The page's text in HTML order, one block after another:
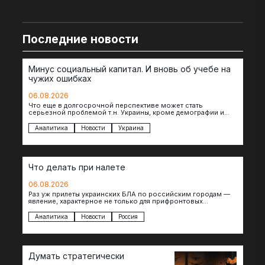
Последние новости
Минус социальный капитал. И вновь об учебе на
чужих ошибках
06.08.2026
Что еще в долгосрочной перспективе может стать
серьезной проблемой т.н. Украины, кроме демографии и
которых будет…
Аналитика Новости Украина
Что делать при налете
06.08.2026
Раз уж прилеты украинских БЛА по российским городам —
явление, характерное не только для прифронтовых
Аналитика Новости Россия
Думать стратегически